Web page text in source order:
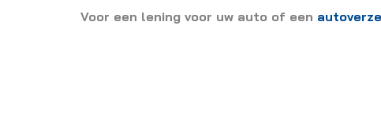
Voor een lening voor uw auto of een